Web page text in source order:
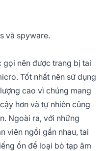
và spyware.
gọi nên được trang bị tai
Tốt nhất nên sử dụng
cao vì chúng mang
hơn và tự nhiên cũng
Ngoài ra, với những
viên ngồi gần nhau, tai
ồn để loại bỏ tạp âm